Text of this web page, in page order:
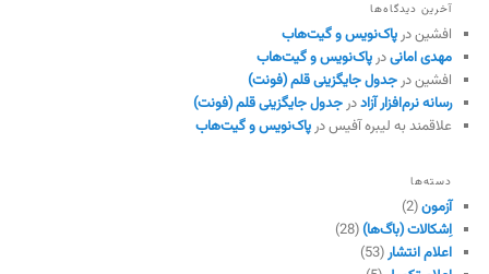
آخرین دیدگاه‌ها
افشیندرپاک‌نویس و گیت‌هاب
مهدی امانیدرپاک‌نویس و گیت‌هاب
افشیندرجدول جایگزینی قلم (فونت)
رسانه نرم‌افزار آزاددرجدول جایگزینی قلم (فونت)
علاقمند به لیبره آفیسدرپاک‌نویس و گیت‌هاب
دسته‌ها
آزمون(2)
اِشکالات (باگ‌ها)(28)
اعلام انتشار(53)